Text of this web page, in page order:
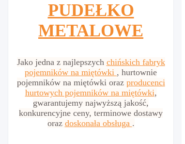
PUDEŁKO
METALOWE
Jako jedna z najlepszych chińskich fabryk
pojemników na miętówki , hurtownie
pojemników na miętówki oraz producenci
hurtowych pojemników na miętówki,
gwarantujemy najwyższą jakość,
konkurencyjne ceny, terminowe dostawy
oraz doskonała obsługa .